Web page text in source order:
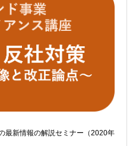
最新情報の解説セミナー（2020年